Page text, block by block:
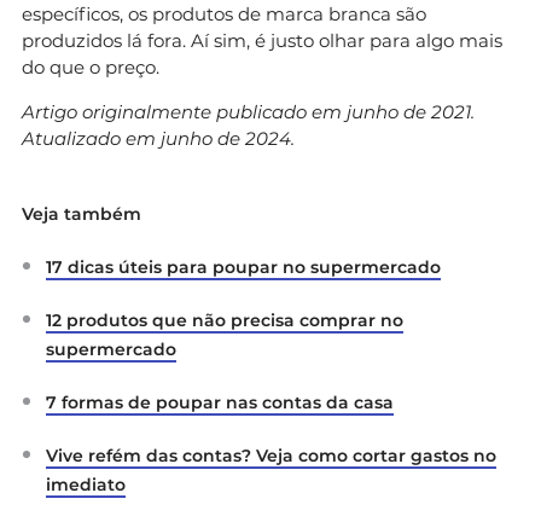
específicos, os produtos de marca branca são
produzidos lá fora. Aí sim, é justo olhar para algo mais
do que o preço.
Artigo originalmente publicado em junho de 2021.
Atualizado em junho de 2024.
Veja também
17 dicas úteis para poupar no supermercado
12 produtos que não precisa comprar no
supermercado
7 formas de poupar nas contas da casa
Vive refém das contas? Veja como cortar gastos no
imediato